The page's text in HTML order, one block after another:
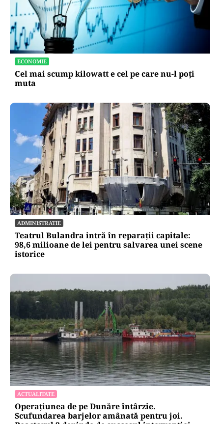
AUTO
Schimbare pe piața auto: românii cumpără mai
puține mașini, însă tot mai multe sunt noi
ECONOMIE
Cel mai scump kilowatt e cel pe care nu-l poți
muta
ADMINISTRATIE
Teatrul Bulandra intră în reparații capitale:
98,6 milioane de lei pentru salvarea unei scene
istorice